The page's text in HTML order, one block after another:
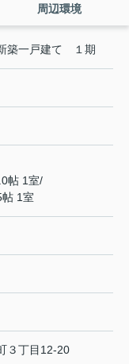
周辺環境
築一戸建て １期
帖 1室/
1室
３丁目12-20